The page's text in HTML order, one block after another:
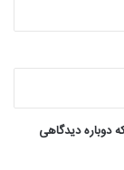
دوباره دیدگاهی